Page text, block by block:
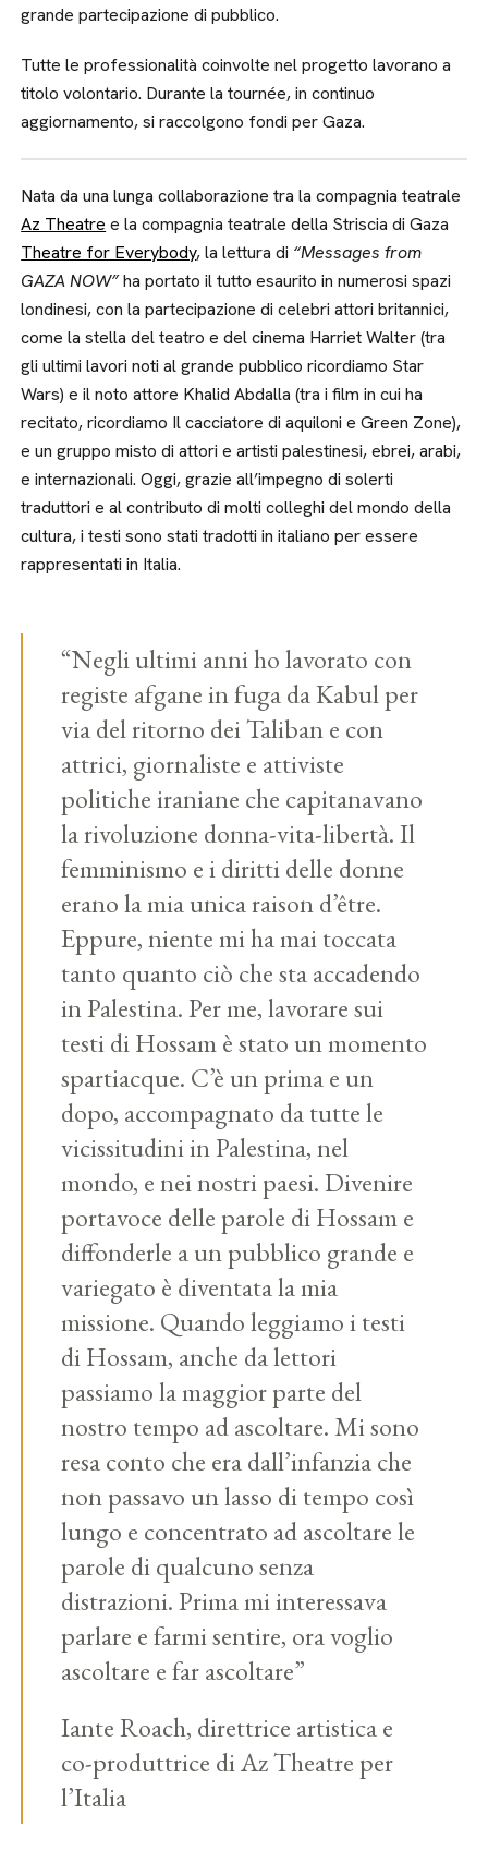
grande partecipazione di pubblico.
Tutte le professionalità coinvolte nel progetto lavorano a
titolo volontario. Durante la tournée, in continuo
aggiornamento, si raccolgono fondi per Gaza.
Nata da una lunga collaborazione tra la compagnia teatrale
Az Theatre e la compagnia teatrale della Striscia di Gaza
Theatre for Everybody, la lettura di “Messages from
GAZA NOW”ha portato il tutto esaurito in numerosi spazi
londinesi, con la partecipazione di celebri attori britannici,
come la stella del teatro e del cinema Harriet Walter (tra
gli ultimi lavori noti al grande pubblico ricordiamo Star
Wars) e il noto attore Khalid Abdalla (tra i film in cui ha
recitato, ricordiamo Il cacciatore di aquiloni e Green Zone),
e un gruppo misto di attori e artisti palestinesi, ebrei, arabi,
e internazionali. Oggi, grazie all’impegno di solerti
traduttori e al contributo di molti colleghi del mondo della
cultura, i testi sono stati tradotti in italiano per essere
rappresentati in Italia.
“Negli ultimi anni ho lavorato con
registe afgane in fuga da Kabul per
via del ritorno dei Taliban e con
attrici, giornaliste e attiviste
politiche iraniane che capitanavano
la rivoluzione donna-vita-libertà. Il
femminismo e i diritti delle donne
erano la mia unica raison d’être.
Eppure, niente mi ha mai toccata
tanto quanto ciò che sta accadendo
in Palestina. Per me, lavorare sui
testi di Hossam è stato un momento
spartiacque. C’è un prima e un
dopo, accompagnato da tutte le
vicissitudini in Palestina, nel
mondo, e nei nostri paesi. Divenire
portavoce delle parole di Hossam e
diffonderle a un pubblico grande e
variegato è diventata la mia
missione. Quando leggiamo i testi
di Hossam, anche da lettori
passiamo la maggior parte del
nostro tempo ad ascoltare. Mi sono
resa conto che era dall’infanzia che
non passavo un lasso di tempo così
lungo e concentrato ad ascoltare le
parole di qualcuno senza
distrazioni. Prima mi interessava
parlare e farmi sentire, ora voglio
ascoltare e far ascoltare”
Iante Roach, direttrice artistica e
co-produttrice di Az Theatre per
l’Italia